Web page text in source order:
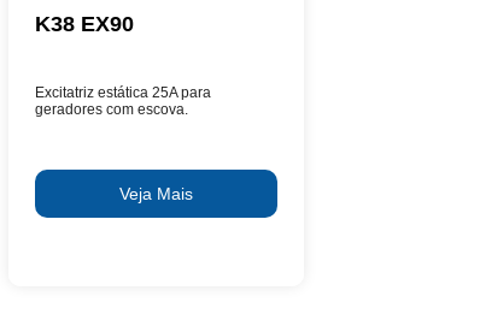
K38 EX90
Excitatriz estática 25A para
geradores com escova.
Veja Mais